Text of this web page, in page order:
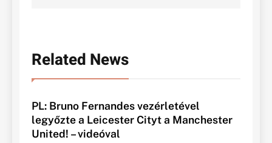
Related News
PL: Bruno Fernandes vezérletével
legyőzte a Leicester Cityt a Manchester
United! – videóval